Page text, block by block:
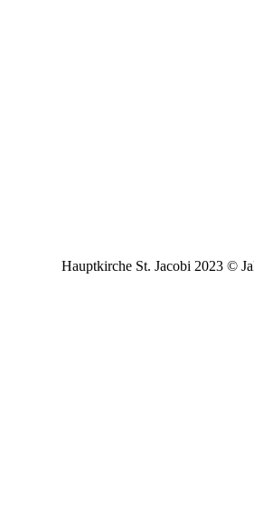
Hauptkirche St. Jacobi 2023 ©